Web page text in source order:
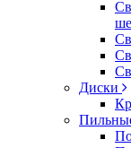
Диски